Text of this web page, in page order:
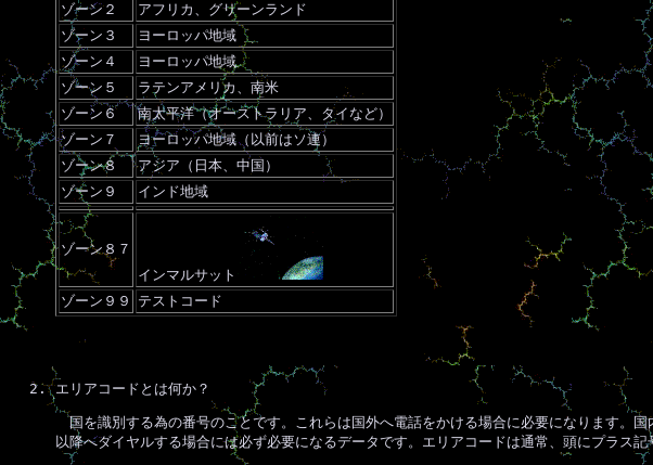
ゾーン２
アフリカ、グリーンランド
ゾーン３
ヨーロッパ地域
ゾーン４
ヨーロッパ地域
ゾーン５
ラテンアメリカ、南米
ゾーン６
南太平洋（オーストラリア、タイなど）
ゾーン７
ヨーロッパ地域（以前はソ連）
ゾーン８
アジア（日本、中国）
ゾーン９
インド地域
ゾーン８７
インマルサット
ゾーン９９
テストコード
エリアコードとは何か？
国を識別する為の番号のことです。これらは国外へ電話をかける場合に必要になります。
以降へダイヤルする場合には必ず必要になるデータです。エリアコードは通常、頭にプラス記